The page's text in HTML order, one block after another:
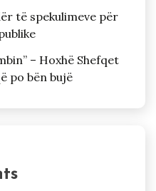
të spekulimeve për
– Hoxhë Shefqet
po bën bujë